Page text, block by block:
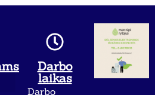
Darbo
laikas
Darbo